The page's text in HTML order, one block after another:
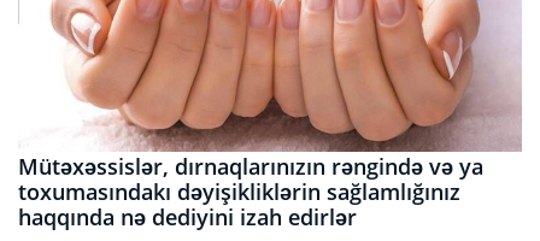
Mütəxəssislər, dırnaqlarınızın rəngində və ya
toxumasındakı dəyişikliklərin sağlamlığınız
haqqında nə dediyini izah edirlər